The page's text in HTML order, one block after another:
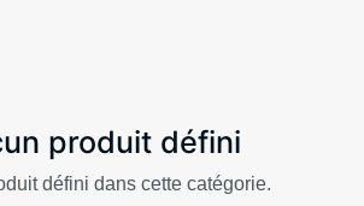
produit défini
défini dans cette catégorie.